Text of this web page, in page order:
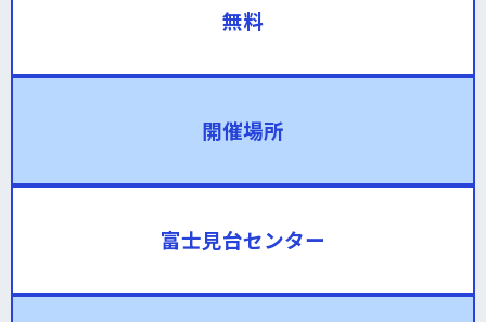
無料
開催場所
富士見台センター